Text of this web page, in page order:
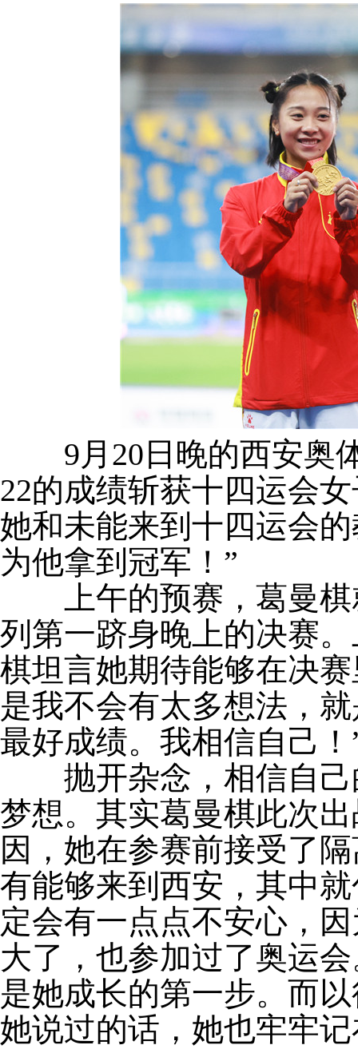
9月20日晚的西安奥体
22的成绩斩获十四运会
她和未能来到十四运会
为他拿到冠军！”
上午的预赛，葛曼棋
列第一跻身晚上的决赛
棋坦言她期待能够在决
是我不会有太多想法，
最好成绩。我相信自己！
抛开杂念，相信自己
梦想。其实葛曼棋此次
因，她在参赛前接受了
有能够来到西安，其中
定会有一点点不安心，
大了，也参加过了奥运
是她成长的第一步。而
她说过的话，她也牢牢